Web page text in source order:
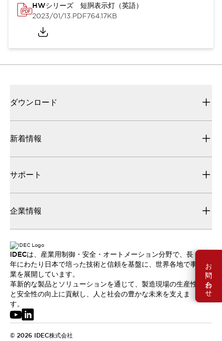
お問い合わせ
HWシリーズ 短胴表示灯（英語）
2023/01/13.PDF764.17KB
ダウンロード
新着情報
サポート
企業情報
IDECは、産業用制御・安全・オートメーション分野で、長
年にわたり日本で培った技術と信頼を基盤に、世界各地で事
業を展開しています。
革新的な製品とソリューションを通じて、製造現場の生産性
と安全性の向上に貢献し、人と社会の豊かな未来を支えま
す。
© 2026 IDEC株式会社